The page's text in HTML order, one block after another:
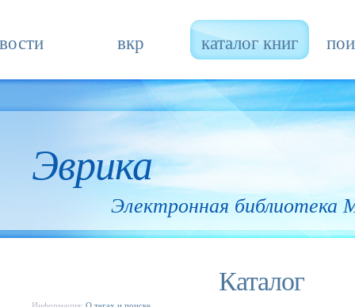
вкр каталог книг
Эврика
Электронная
Каталог